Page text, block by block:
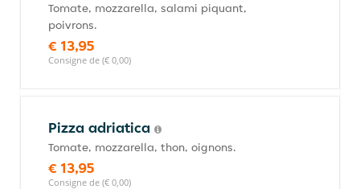
Tomate, mozzarella, salami piquant,
poivrons.
€ 13,95
Consigne de (€ 0,00)
Pizza adriatica
Tomate, mozzarella, thon, oignons.
€ 13,95
Consigne de (€ 0,00)